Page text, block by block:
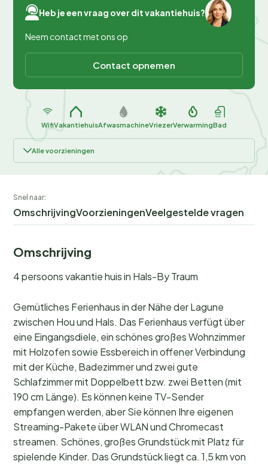
Heb je een vraag over dit vakantiehuis?
Neem contact met ons op
Contact opnemen
WifiVakantiehuisAfwasmachineVriezerVerwarmingBad
Alle voorzieningen
Snel naar:
OmschrijvingVoorzieningenVeelgestelde vragen
Omschrijving
4 persoons vakantie huis in Hals-By Traum
Gemütliches Ferienhaus in der Nähe der Lagune
zwischen Hou und Hals. Das Ferienhaus verfügt über
eine Eingangsdiele, ein schönes großes Wohnzimmer
mit Holzofen sowie Essbereich in offener Verbindung
mit der Küche, Badezimmer und zwei gute
Schlafzimmer mit Doppelbett bzw. zwei Betten (mit
190 cm Länge). Es können keine TV-Sender
empfangen werden, aber Sie können Ihre eigenen
Streaming-Pakete über WLAN und Chromecast
streamen. Schönes, großes Grundstück mit Platz für
spielende Kinder. Das Grundstück liegt ca. 1,5 km von